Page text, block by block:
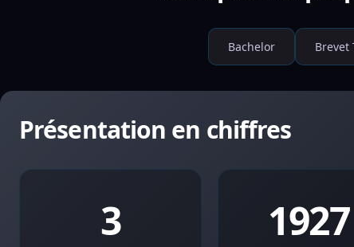
Bachelor Brevet
Présentation en chiffres
3 1927